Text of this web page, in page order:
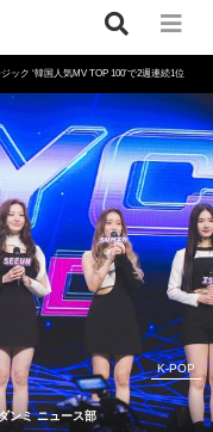
ック ‘韓国人気MV TOP 100’で2週連続1位
ダンミ ニュース部
K-POP